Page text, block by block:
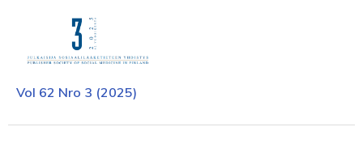
Vol 62 Nro 3 (2025)